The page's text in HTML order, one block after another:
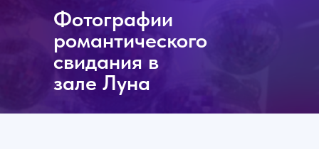
Фотографии
романтического
свидания в
зале Луна